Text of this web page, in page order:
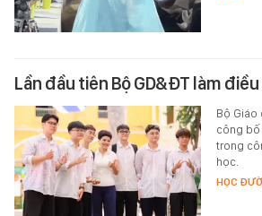
Lần đầu tiên Bộ GD&ĐT làm điều
Bộ Giáo
công bố
trong
học.
HỌC